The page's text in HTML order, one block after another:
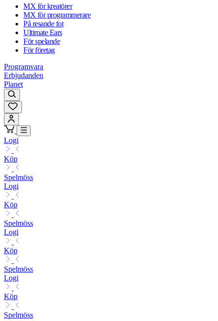
MX för kreatörer
MX för programmerare
På resande fot
Ultimate Ears
För spelande
För företag
Programvara
Erbjudanden
Planet
Logi
Köp
Spelmöss
Logi
Köp
Spelmöss
Logi
Köp
Spelmöss
Logi
Köp
Spelmöss